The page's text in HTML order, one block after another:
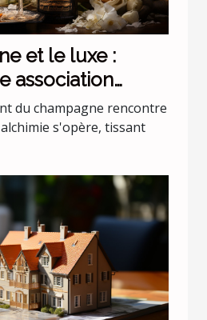
et le luxe :
association
du champagne rencontre
s'opère, tissant